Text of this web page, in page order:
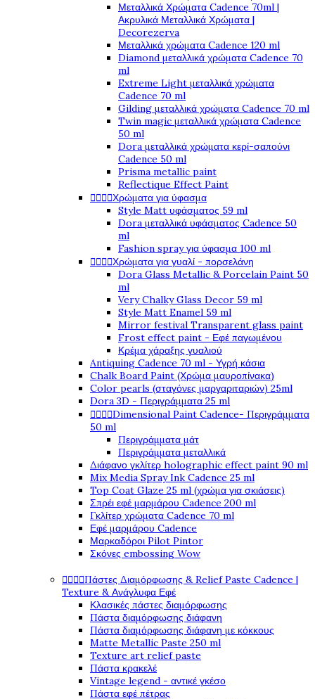
Μεταλλικά Χρώματα Cadence 70ml |
Ακρυλικά Μεταλλικά Χρώματα |
Decorezerva
Μεταλλικά χρώματα Cadence 120 ml
Diamond μεταλλικά χρώματα Cadence 70
ml
Extreme Light μεταλλικά χρώματα
Cadence 70 ml
Gilding μεταλλικά χρώματα Cadence 70 ml
Twin magic μεταλλικά χρώματα Cadence
50 ml
Dora μεταλλικά χρώματα κερί-σαπούνι
Cadence 50 ml
Prisma metallic paint
Reflectique Effect Paint
Χρώματα για ύφασμα
Style Matt υφάσματος 59 ml
Dora μεταλλικά υφάσματος Cadence 50
ml
Fashion spray για ύφασμα 100 ml
Χρώματα για γυαλί - πορσελάνη
Dora Glass Metallic & Porcelain Paint 50
ml
Very Chalky Glass Decor 59 ml
Style Matt Enamel 59 ml
Mirror festival Transparent glass paint
Frost effect paint - Εφέ παγωμένου
Κρέμα χάραξης γυαλιού
Antiquing Cadence 70 ml - Υγρή κάσια
Chalk Board Paint (Χρώμα μαυροπίνακα)
Color pearls (σταγόνες μαργαριταριών) 25ml
Dora 3D - Περιγράμματα 25 ml
Dimensional Paint Cadence- Περιγράμματα
50 ml
Περιγράμματα μάτ
Περιγράμματα μεταλλικά
Διάφανο γκλίτερ holographic effect paint 90 ml
Mix Media Spray Ink Cadence 25 ml
Top Coat Glaze 25 ml (χρώμα για σκιάσεις)
Σπρέι εφέ μαρμάρου Cadence 200 ml
Γκλίτερ χρώματα Cadence 70 ml
Εφέ μαρμάρου Cadence
Μαρκαδόροι Pilot Pintor
Σκόνες embossing Wow
Πάστες Διαμόρφωσης & Relief Paste Cadence |
Texture & Ανάγλυφα Εφέ
Κλασικές πάστες διαμόρφωσης
Πάστα διαμόρφωσης διάφανη
Πάστα διαμόρφωσης διάφανη με κόκκους
Matte Metallic Paste 250 ml
Texture art relief paste
Πάστα κρακελέ
Vintage legend - αντικέ γκέσο
Πάστα εφέ πέτρας